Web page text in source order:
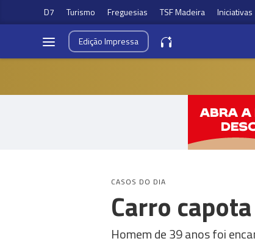
D7 Turismo Freguesias TSF Madeira Iniciativas
EdiçãoImpressa
CASOS DO DIA
Carro
Homem de 39 anos foi